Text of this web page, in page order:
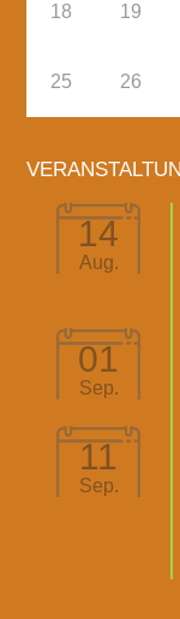
18 19
25 26
14
Aug.
01
Sep.
11
Sep.